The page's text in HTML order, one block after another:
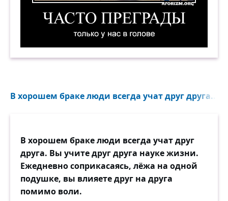
В хорошем браке люди всегда учат друг друга...
В хорошем браке люди всегда учат друг
друга. Вы учите друг друга науке жизни.
Ежедневно соприкасаясь, лёжа на одной
подушке, вы влияете друг на друга
помимо воли.